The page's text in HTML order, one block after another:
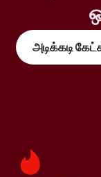
அடிக்கடி